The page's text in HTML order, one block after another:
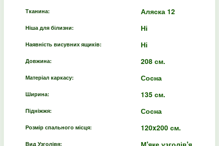
Тканина: Аляска 12
Ніша для білизни: Ні
Наявність висувних ящиків: Ні
Довжина: 208 см.
Матеріал каркасу: Сосна
Ширина: 135 см.
Підніжжя: Сосна
Розмір спального місця: 120x200 см.
Вид Узголівя: М'яке узголів'я